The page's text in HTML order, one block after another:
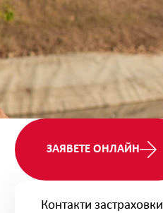
ЗАЯВЕТЕ ОНЛАЙН
Контакти застраховки